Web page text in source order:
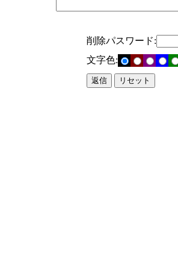
削除パスワード:
文字色: